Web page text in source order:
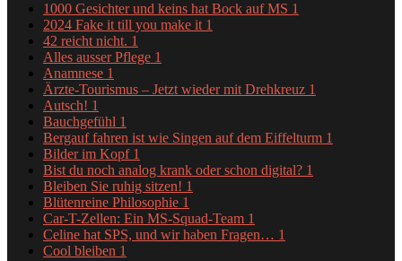
1000 Gesichter und keins hat Bock auf MS 1
2024 Fake it till you make it 1
42 reicht nicht. 1
Alles ausser Pflege 1
Anamnese 1
Ärzte-Tourismus – Jetzt wieder mit Drehkreuz 1
Autsch! 1
Bauchgefühl 1
Bergauf fahren ist wie Singen auf dem Eiffelturm 1
Bilder im Kopf 1
Bist du noch analog krank oder schon digital? 1
Bleiben Sie ruhig sitzen! 1
Blütenreine Philosophie 1
Car-T-Zellen: Ein MS-Squad-Team 1
Celine hat SPS, und wir haben Fragen… 1
Cool bleiben 1